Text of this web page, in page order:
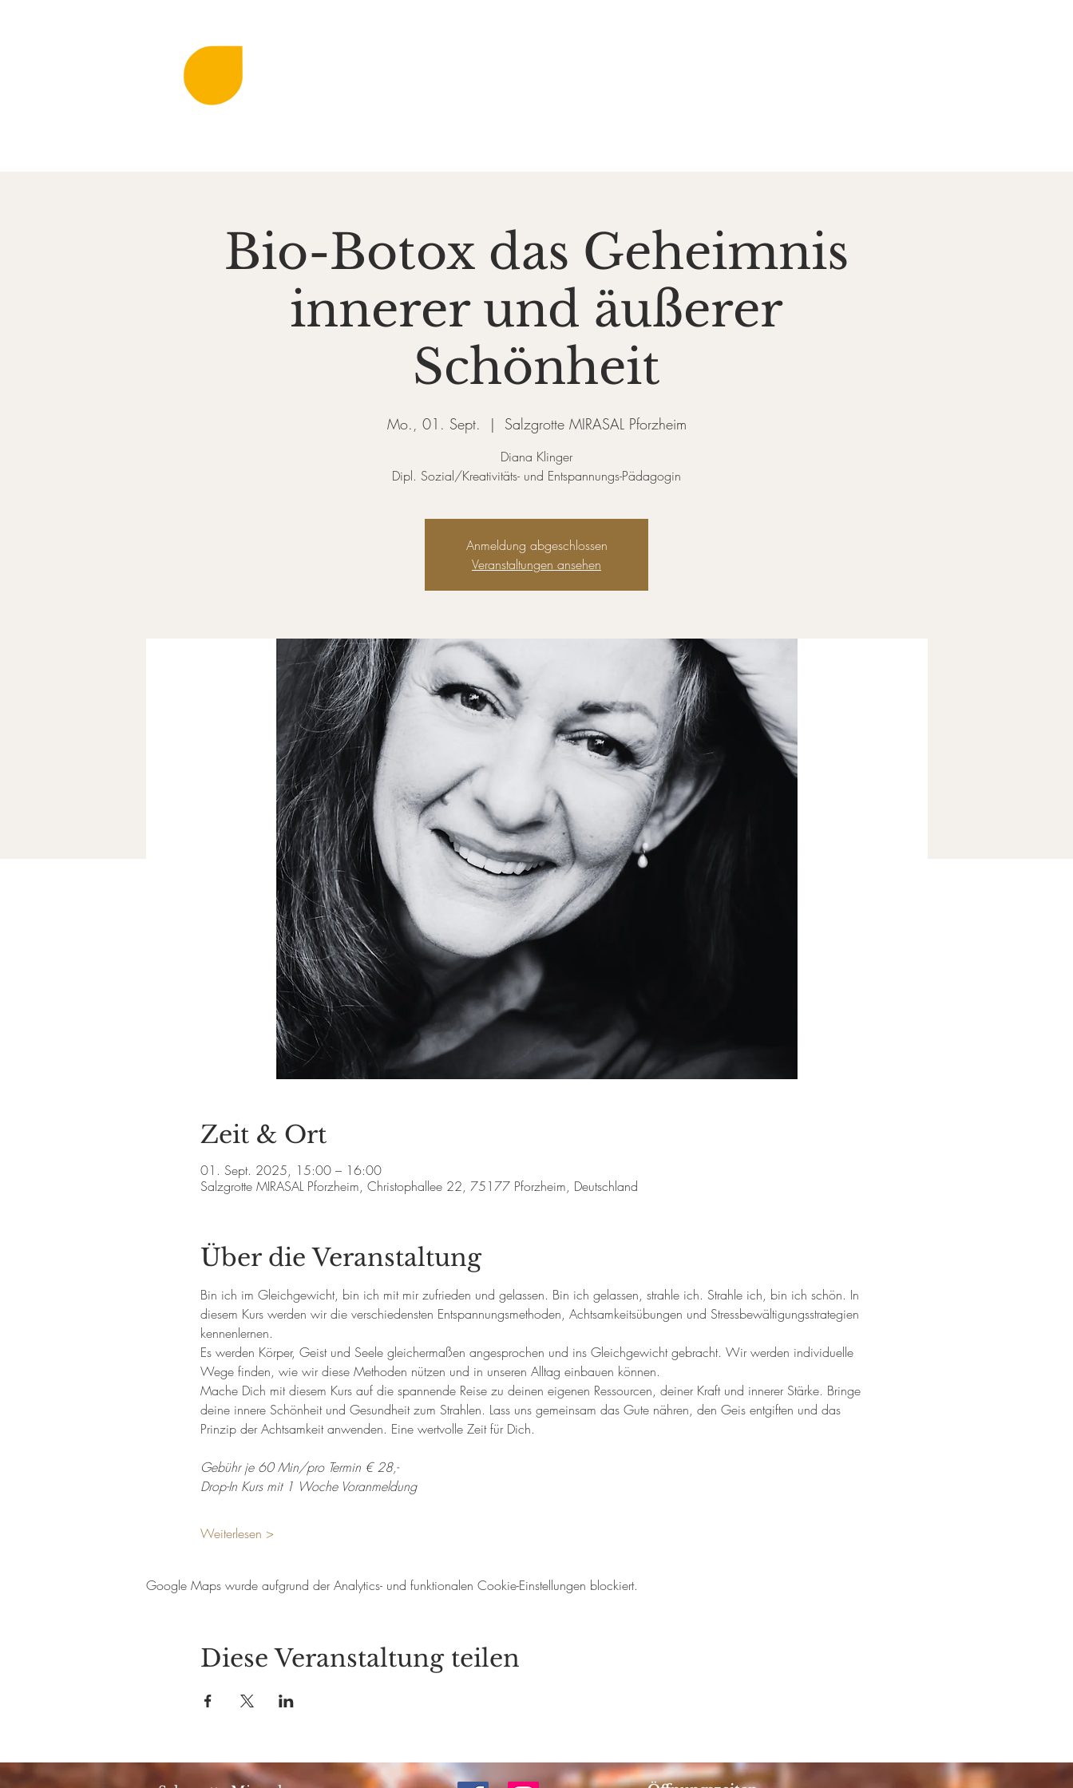
Bio-Botox das Geheimnis
innerer und äußerer
Schönheit
Mo., 01. Sept.
  |
Salzgrotte MIRASAL Pforzheim
Diana Klinger
Dipl. Sozial/Kreativitäts- und Entspannungs-Pädagogin
Anmeldung abgeschlossen
Veranstaltungen ansehen
Zeit & Ort
01. Sept. 2025, 15:00 – 16:00
Salzgrotte MIRASAL Pforzheim, Christophallee 22, 75177 Pforzheim, Deutschland
Über die Veranstaltung
Bin ich im Gleichgewicht, bin ich mit mir zufrieden und gelassen. Bin ich gelassen, strahle ich. Strahle ich, bin ich schön. In
diesem Kurs werden wir die verschiedensten Entspannungsmethoden, Achtsamkeitsübungen und Stressbewältigungsstrategien
kennenlernen.
Es werden Körper, Geist und Seele gleichermaßen angesprochen und ins Gleichgewicht gebracht. Wir werden individuelle
Wege finden, wie wir diese Methoden nützen und in unseren Alltag einbauen können.
Mache Dich mit diesem Kurs auf die spannende Reise zu deinen eigenen Ressourcen, deiner Kraft und innerer Stärke. Bringe
deine innere Schönheit und Gesundheit zum Strahlen. Lass uns gemeinsam das Gute nähren, den Geis entgiften und das
Prinzip der Achtsamkeit anwenden. Eine wertvolle Zeit für Dich.
Gebühr je 60 Min/pro Termin € 28,-
Drop-In Kurs mit 1 Woche Voranmeldung
Weiterlesen >
Google Maps wurde aufgrund der Analytics- und funktionalen Cookie-Einstellungen blockiert.
Diese Veranstaltung teilen